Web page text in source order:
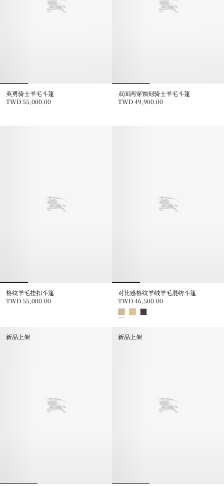
英勇骑士羊毛斗篷
TWD 55,000.00
双面两穿蚀刻骑士羊毛斗篷
TWD 49,900.00
格纹羊毛挂扣斗篷
TWD 55,000.00
格纹羊毛挂扣斗篷, TWD 55,000.00
对比感格纹羊绒羊毛混纺斗篷
TWD 46,500.00
新品上架 新品上架